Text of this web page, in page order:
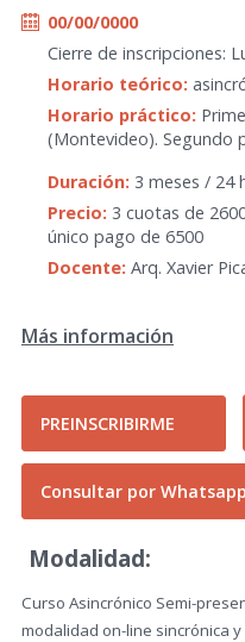
00/00/0000
Cierre de inscripciones:
Horario teórico:
Horario práctico:
(Montevideo). Segundo
Duración: 3 meses / 24
Precio: 3 cuotas de
único pago de 6500
Docente: Arq. Xavier
Más información
PREINSCRIBIRME
Consultar por Whatsapp
Modalidad:
Curso Asincrónico Semi-
modalidad on-line sincrónica